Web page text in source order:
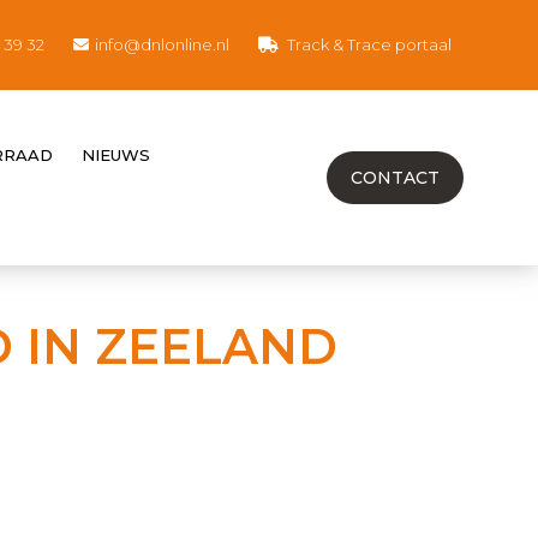
39 32 info@dnlonline.nl Track & Trace portaal
NIEUWS
CONTACT
IN ZEELAND